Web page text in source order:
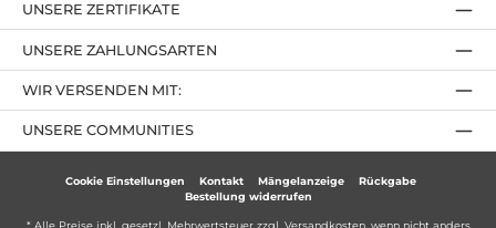
UNSERE ZAHLUNGSARTEN
UNSERE ZERTIFIKATE
UNSERE COMMUNITIES
WIR VERSENDEN MIT:
Cookie Einstellungen Kontakt Mängelanzeige
Rückgabe
Bestellung widerrufen